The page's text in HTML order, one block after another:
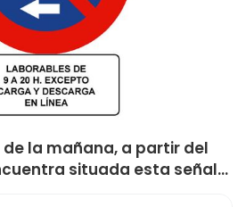
de la mañana, a partir del
situada esta señal...